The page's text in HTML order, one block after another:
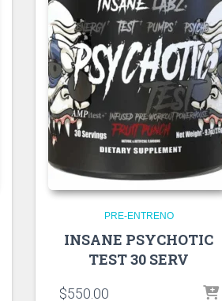
PRE-ENTRENO
INSANE PSYCHOTIC
TEST 30 SERV
$550.00